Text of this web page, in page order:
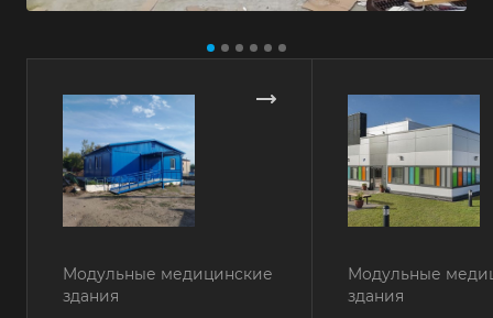
Модульные медицинские
здания
Модульные
здания